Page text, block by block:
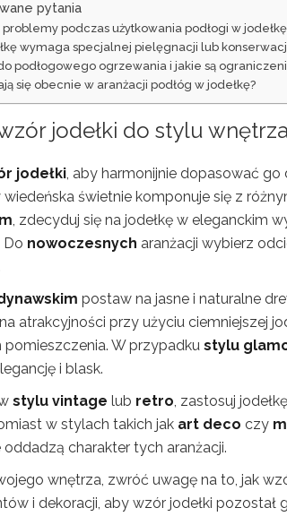
pytania
problemy podczas użytkowania podłogi w
wymaga specjalnej pielęgnacji lub
podłogowego ogrzewania i jakie są
się obecnie w aranżacji podłóg w jodełkę?
jodełki do stylu
jodełki , aby harmonijnie dopasować
świetnie komponuje się z
, zdecyduj się na jodełkę w eleganckim
Do nowoczesnych aranżacji wybierz
postaw na jasne i naturalne
atrakcyjności przy użyciu ciemniejszej
W przypadku stylu
i blask.
stylu vintage lub retro , zastosuj
w stylach takich jak art deco czy
charakter tych aranżacji.
wnętrza, zwróć uwagę na to, jak
i dekoracji, aby wzór jodełki